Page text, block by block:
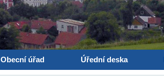
Obecní úřad Úřední deska